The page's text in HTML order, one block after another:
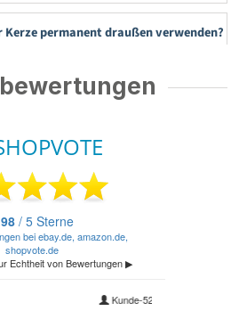
permanent draußen verwenden?